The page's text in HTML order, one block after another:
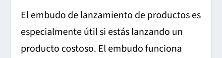
El embudo de lanzamiento de productos es
especialmente útil si estás lanzando un
producto costoso. El embudo funciona